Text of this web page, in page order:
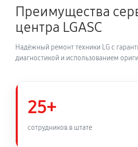
810 руб 60
Замена панели управления
1350 руб 60
Преимущества
центра LGASC
Надёжный ремонт техники LG с
диагностикой и использованием
25+
сотрудников в штате